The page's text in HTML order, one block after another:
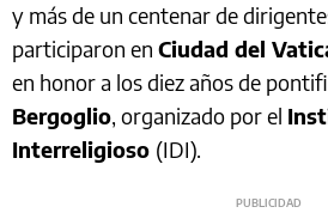
y más de un centenar de
participaron en Ciudad del
en honor a los diez años de
Bergoglio, organizado por el
Interreligioso (IDI).